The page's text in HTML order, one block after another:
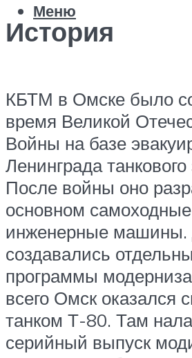
Меню
История
КБТМ в Омске было
время Великой
Войны на базе
Ленинграда танкового
После войны оно
основном
инженерные машины.
создавались
программы
всего Омск оказался
танком Т-80. Там
серийный выпуск